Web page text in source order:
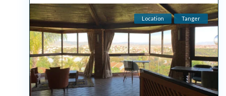
Location Tanger